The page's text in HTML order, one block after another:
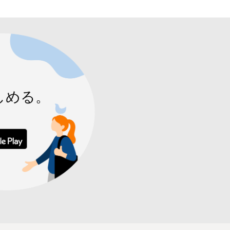
る。
ウンロードGoogle Play で手に入れよう